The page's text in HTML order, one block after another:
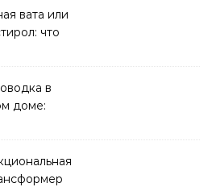
вата или
что
в
доме: